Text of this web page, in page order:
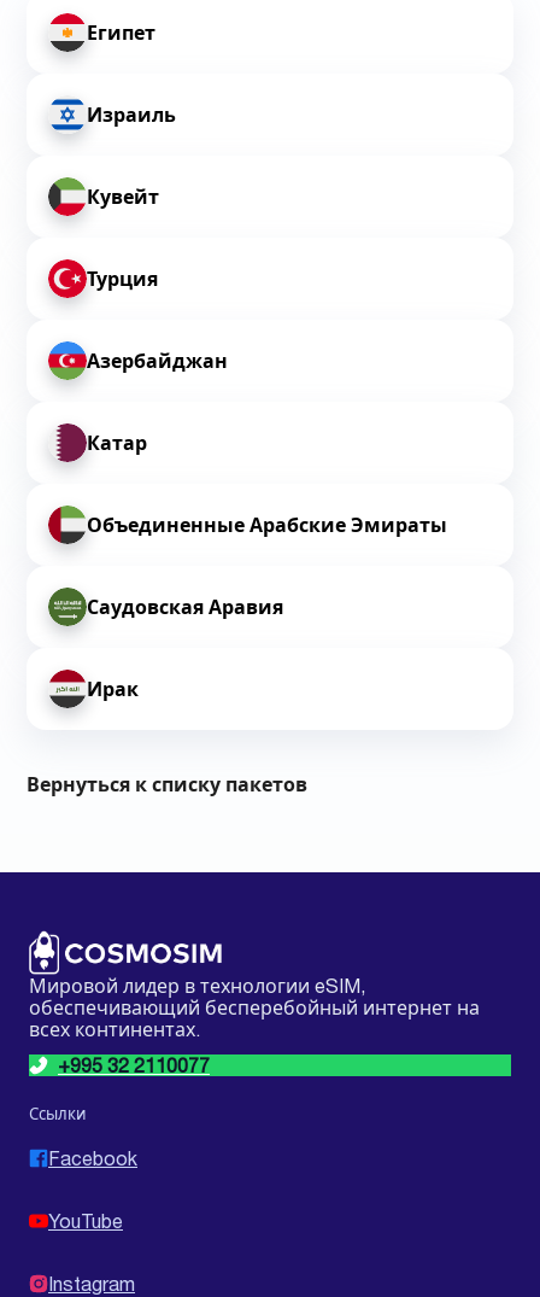
Египет
Израиль
Кувейт
Турция
Азербайджан
Катар
Объединенные Арабские Эмираты
Саудовская Аравия
Ирак
Вернуться к списку пакетов
Мировой лидер в технологии eSIM,
обеспечивающий бесперебойный интернет на
всех континентах.
+995 32 2110077
Ссылки
Facebook
YouTube
Instagram